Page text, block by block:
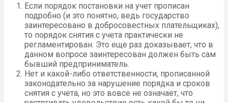
Если порядок постановки на учет прописан
подробно (и это понятно, ведь государство
заинтересовано в добросовестных плательщиках),
то порядок снятия с учета практически не
регламентирован. Это еще раз доказывает, что в
данном вопросе заинтересован должен быть сам
бывший предприниматель.
Нет и какой-либо ответственности, прописанной
законодательно за нарушение порядка и сроков
снятия с учета, но это вовсе не означает, что